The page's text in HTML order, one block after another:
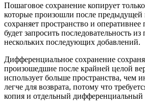
Пошаговое сохранение копирует
которые произошли после предыдущей
сохраняет пространство и оперативнее
будет запросить последовательность
нескольких последующих добавлений.
Дифференциальное сохранение
произошедшие после крайней целой
использует больше пространства, чем
легче для возврата, потому что
копия и отдельный дифференциальный